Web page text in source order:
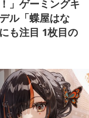
」ゲーミングキ
ル「蝶屋はな
も注目 1枚目の